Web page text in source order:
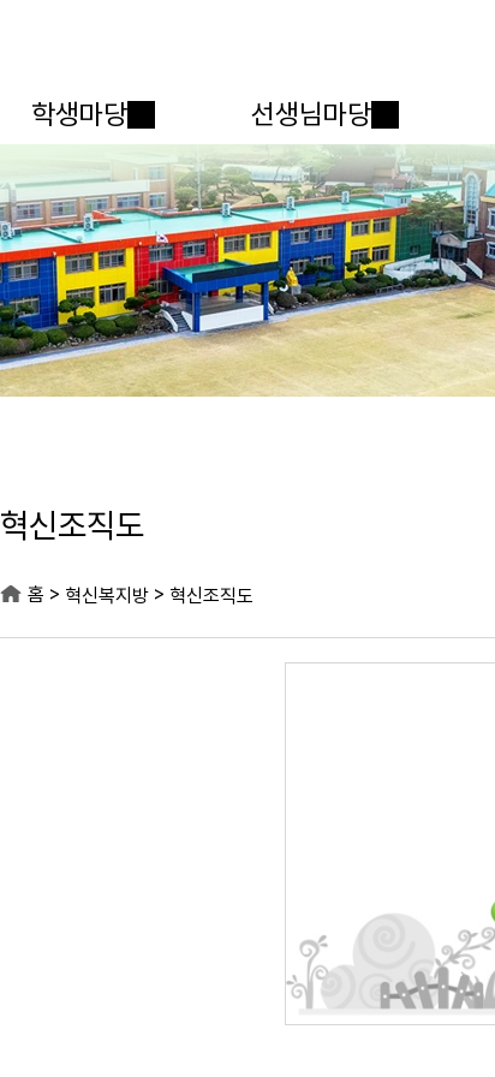
학생마당 선생님마당
혁신조직도
홈 > 혁신복지방 > 혁신조직도